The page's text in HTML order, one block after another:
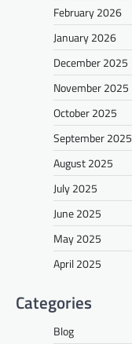
February 2026
January 2026
December 2025
November 2025
October 2025
September 2025
August 2025
July 2025
June 2025
May 2025
April 2025
Categories
Blog